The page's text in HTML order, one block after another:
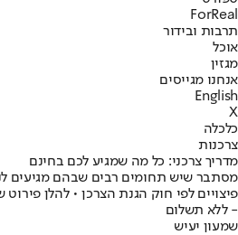
ForReal
תרבות ובידור
אוכל
מגזין
אנחנו מגייסים
English
X
כלכלה
צרכנות
מדריך צרכני: כל מה שמגיע לכם בחינם
מסתבר שיש תחומים רבים שבהם מגיעים
פיצויים לפי חוק הגנת הצרכן • להלן
- ללא תשלום
שמעון יעיש